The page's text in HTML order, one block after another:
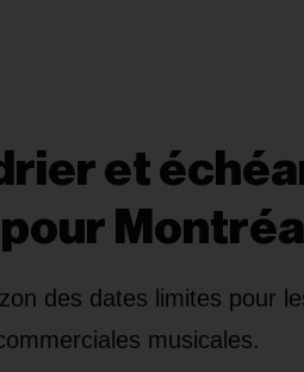
et
pour
des dates limites pour
musicales.